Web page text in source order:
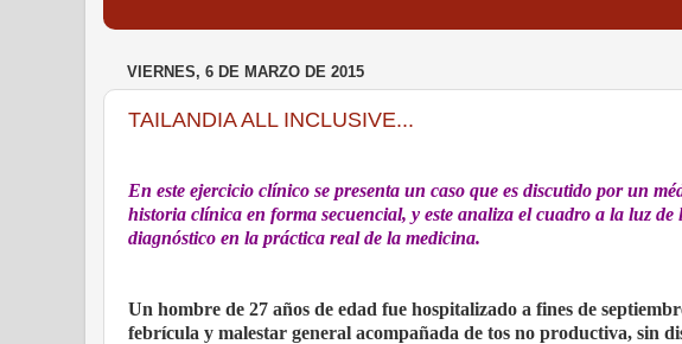
VIERNES, 6 DE MARZO DE 2015
TAILANDIA ALL INCLUSIVE...
En este ejercicio clínico se presenta un caso que es discutido por un
historia clínica en forma secuencial, y este analiza el cuadro a la luz
diagnóstico en la práctica real de la medicina.
Un hombre de 27 años de edad fue hospitalizado a fines de
febrícula y malestar general acompañada de tos no productiva, sin